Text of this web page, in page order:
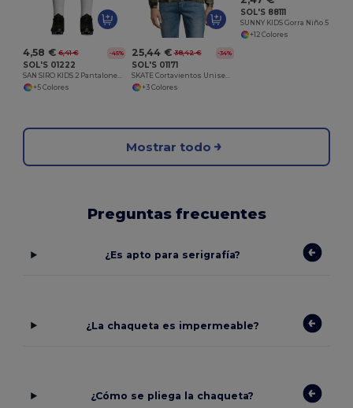
4,58 € 6,41 € -45%
SOL'S 01222
SAN SIRO KIDS 2 Pantalones Cortos Básicos De Niño
+5 Colores
25,44 € 38,42 € -34%
SOL'S 01171
SKATE Cortavientos Unisex Forrado
+3 Colores
SOL'S 88111
+12 Colores
Mostrar todo
Preguntas frecuentes
¿Es apto para serigrafía?
¿La chaqueta es impermeable?
¿Cómo se pliega la chaqueta?